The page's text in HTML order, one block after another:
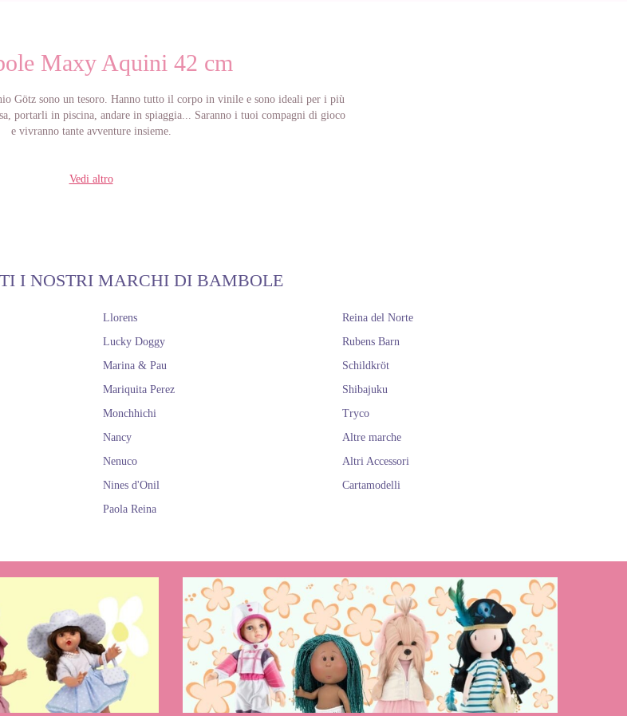
Maxy Aquini 42 cm
Götz sono un tesoro. Hanno tutto il corpo in vinile e sono ideali per i più
portarli in piscina, andare in spiaggia... Saranno i tuoi compagni di gioco
e vivranno tante avventure insieme.
Vedi altro
I NOSTRI MARCHI DI BAMBOLE
Llorens
Lucky Doggy
Marina & Pau
Mariquita Perez
Monchhichi
Nancy
Nenuco
Nines d'Onil
Paola Reina
Reina del Norte
Rubens Barn
Schildkröt
Shibajuku
Tryco
Altre marche
Altri Accessori
Cartamodelli